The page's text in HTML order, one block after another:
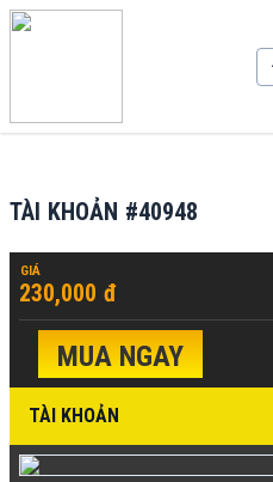
TÀI KHOẢN #40948
230,000 đ
GIÁ
MUA NGAY
TÀI KHOẢN